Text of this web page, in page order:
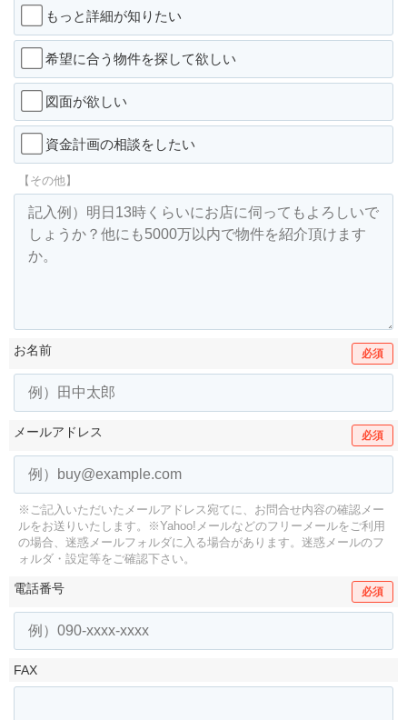
もっと詳細が知りたい
希望に合う物件を探して欲しい
図面が欲しい
資金計画の相談をしたい
【その他】
お名前 必須
メールアドレス 必須
※ご記入いただいたメールアドレス宛てに、お問合せ内容の確認メー
ルをお送りいたします。
※Yahoo!メールなどのフリーメールをご利用
の場合、迷惑メールフォルダに入る場合があります。 迷惑メールのフ
ォルダ・設定等をご確認下さい。
電話番号 必須
FAX